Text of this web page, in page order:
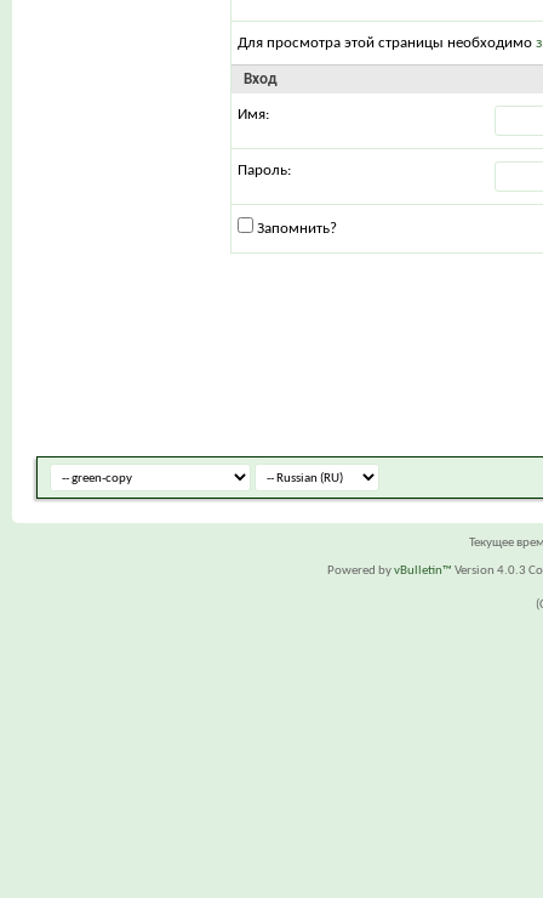
Для просмотра этой страницы необходимо
Вход
Имя:
Пароль:
Запомнить?
Текущее
Powered byvBulletin™ Version 4.0.3